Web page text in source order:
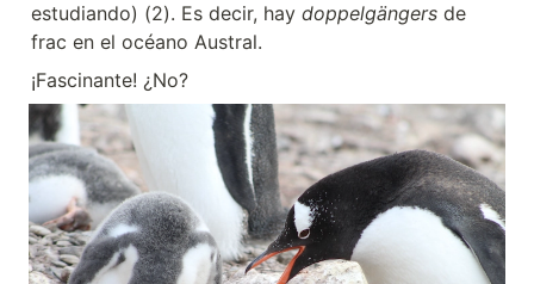
estudiando) (2). Es decir, hay doppelgängers de
frac en el océano Austral.
¡Fascinante! ¿No?